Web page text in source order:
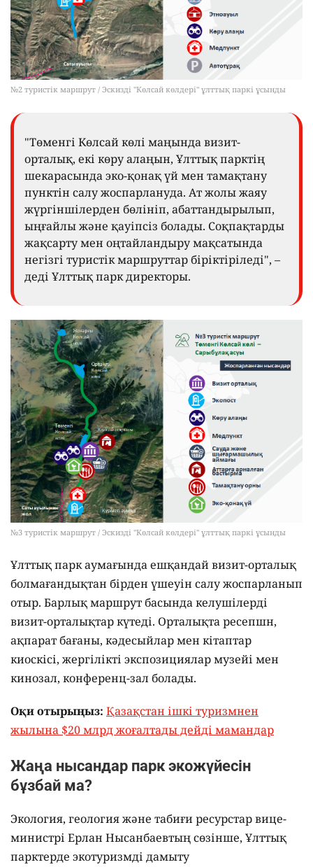
№2 туристік маршрут / Эскизді "Көлсай көлдері" ұлттық паркі ұсынды
"Төменгі Көлсай көлі маңында визит-
орталық, екі көру алаңын, Ұлттық парктің
шекарасында эко-қонақ үй мен тамақтану
пунктін салу жоспарлануда. Ат жолы жаяу
жүргіншілерден бөлініп, абаттандырылып,
ыңғайлы және қауіпсіз болады. Соқпақтарды
жақсарту мен оңтайландыру мақсатында
негізгі туристік маршруттар біріктіріледі", –
деді Ұлттық парк директоры.
№3 туристік маршрут / Эскизді "Көлсай көлдері" ұлттық паркі ұсынды
Ұлттық парк аумағында ешқандай визит-орталық
болмағандықтан бірден үшеуін салу жоспарланып
отыр. Барлық маршрут басында келушілерді
визит-орталықтар күтеді. Орталықта ресепшн,
ақпарат бағаны, кәдесыйлар мен кітаптар
киоскісі, жергілікті экспозициялар музейі мен
кинозал, конференц-зал болады.
Оқи отырыңыз: Қазақстан ішкі туризмнен
жылына $20 млрд жоғалтады дейді мамандар
Жаңа нысандар парк экожүйесін
бұзбай ма?
Экология, геология және табиғи ресурстар вице-
министрі Ерлан Нысанбаевтың сөзінше, Ұлттық
парктерде экотуризмді дамыту